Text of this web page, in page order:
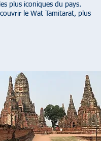
plus iconiques du pays.
le Wat Tamitarat, plus